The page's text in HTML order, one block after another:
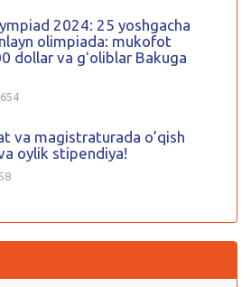
2024: 25 yoshgacha
olimpiada: mukofot
dollar va gʻoliblar Bakuga
va magistraturada o’qish
oylik stipendiya!